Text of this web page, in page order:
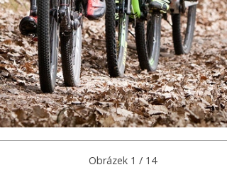
Obrázek 1 / 14